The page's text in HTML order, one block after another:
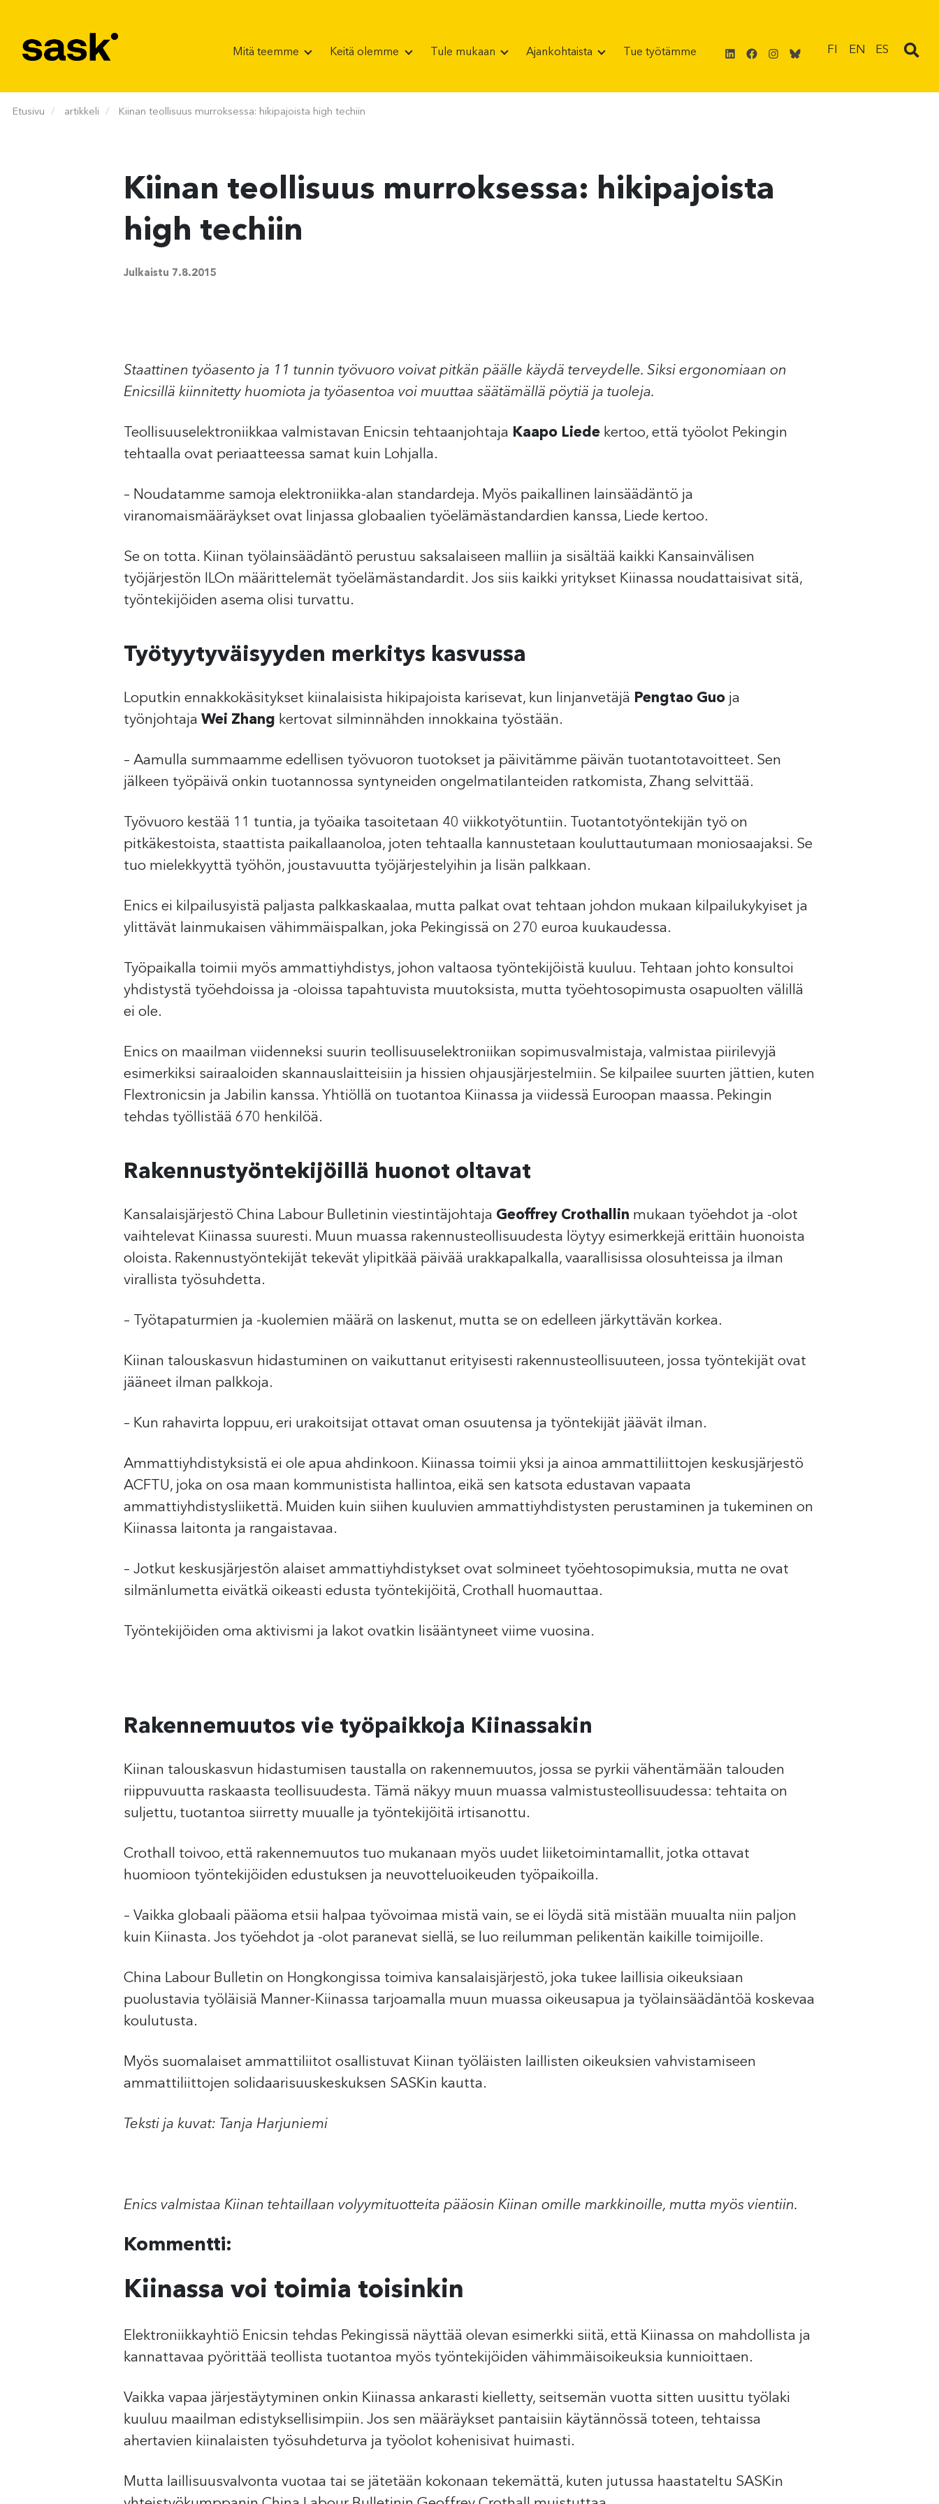
Mitä teemme Keitä olemme Tule mukaan Ajankohtaista Tue työtämme LinkedIn
Facebook
Instagram
Bluesky
FI EN ES
Etusivu artikkeli Kiinan teollisuus murroksessa: hikipajoista high techiin
Kiinan teollisuus murroksessa: hikipajoista
high techiin
Julkaistu 7.8.2015
Staattinen työasento ja 11 tunnin työvuoro voivat pitkän päälle käydä terveydelle. Siksi ergonomiaan on
Enicsillä kiinnitetty huomiota ja työasentoa voi muuttaa säätämällä pöytiä ja tuoleja.
Teollisuuselektroniikkaa valmistavan Enicsin tehtaanjohtaja Kaapo Liede kertoo, että työolot Pekingin
tehtaalla ovat periaatteessa samat kuin Lohjalla.
– Noudatamme samoja elektroniikka-alan standardeja. Myös paikallinen lainsäädäntö ja
viranomaismääräykset ovat linjassa globaalien työelämästandardien kanssa, Liede kertoo.
Se on totta. Kiinan työlainsäädäntö perustuu saksalaiseen malliin ja sisältää kaikki Kansainvälisen
työjärjestön ILOn määrittelemät työelämästandardit. Jos siis kaikki yritykset Kiinassa noudattaisivat sitä,
työntekijöiden asema olisi turvattu.
Työtyytyväisyyden merkitys kasvussa
Loputkin ennakkokäsitykset kiinalaisista hikipajoista karisevat, kun linjanvetäjä Pengtao Guo ja
työnjohtaja Wei Zhang kertovat silminnähden innokkaina työstään.
– Aamulla summaamme edellisen työvuoron tuotokset ja päivitämme päivän tuotantotavoitteet. Sen
jälkeen työpäivä onkin tuotannossa syntyneiden ongelmatilanteiden ratkomista, Zhang selvittää.
Työvuoro kestää 11 tuntia, ja työaika tasoitetaan 40 viikkotyötuntiin. Tuotantotyöntekijän työ on
pitkäkestoista, staattista paikallaanoloa, joten tehtaalla kannustetaan kouluttautumaan moniosaajaksi. Se
tuo mielekkyyttä työhön, joustavuutta työjärjestelyihin ja lisän palkkaan.
Enics ei kilpailusyistä paljasta palkkaskaalaa, mutta palkat ovat tehtaan johdon mukaan kilpailukykyiset ja
ylittävät lainmukaisen vähimmäispalkan, joka Pekingissä on 270 euroa kuukaudessa.
Työpaikalla toimii myös ammattiyhdistys, johon valtaosa työntekijöistä kuuluu. Tehtaan johto konsultoi
yhdistystä työehdoissa ja -oloissa tapahtuvista muutoksista, mutta työehtosopimusta osapuolten välillä
ei ole.
Enics on maailman viidenneksi suurin teollisuuselektroniikan sopimusvalmistaja, valmistaa piirilevyjä
esimerkiksi sairaaloiden skannauslaitteisiin ja hissien ohjausjärjestelmiin. Se kilpailee suurten jättien, kuten
Flextronicsin ja Jabilin kanssa. Yhtiöllä on tuotantoa Kiinassa ja viidessä Euroopan maassa. Pekingin
tehdas työllistää 670 henkilöä.
Rakennustyöntekijöillä huonot oltavat
Kansalaisjärjestö China Labour Bulletinin viestintäjohtaja Geoffrey Crothallin mukaan työehdot ja -olot
vaihtelevat Kiinassa suuresti. Muun muassa rakennusteollisuudesta löytyy esimerkkejä erittäin huonoista
oloista. Rakennustyöntekijät tekevät ylipitkää päivää urakkapalkalla, vaarallisissa olosuhteissa ja ilman
virallista työsuhdetta.
– Työtapaturmien ja -kuolemien määrä on laskenut, mutta se on edelleen järkyttävän korkea.
Kiinan talouskasvun hidastuminen on vaikuttanut erityisesti rakennusteollisuuteen, jossa työntekijät ovat
jääneet ilman palkkoja.
– Kun rahavirta loppuu, eri urakoitsijat ottavat oman osuutensa ja työntekijät jäävät ilman.
Ammattiyhdistyksistä ei ole apua ahdinkoon. Kiinassa toimii yksi ja ainoa ammattiliittojen keskusjärjestö
ACFTU, joka on osa maan kommunistista hallintoa, eikä sen katsota edustavan vapaata
ammattiyhdistysliikettä. Muiden kuin siihen kuuluvien ammattiyhdistysten perustaminen ja tukeminen on
Kiinassa laitonta ja rangaistavaa.
– Jotkut keskusjärjestön alaiset ammattiyhdistykset ovat solmineet työehtosopimuksia, mutta ne ovat
silmänlumetta eivätkä oikeasti edusta työntekijöitä, Crothall huomauttaa.
Työntekijöiden oma aktivismi ja lakot ovatkin lisääntyneet viime vuosina.
Rakennemuutos vie työpaikkoja Kiinassakin
Kiinan talouskasvun hidastumisen taustalla on rakennemuutos, jossa se pyrkii vähentämään talouden
riippuvuutta raskaasta teollisuudesta. Tämä näkyy muun muassa valmistusteollisuudessa: tehtaita on
suljettu, tuotantoa siirretty muualle ja työntekijöitä irtisanottu.
Crothall toivoo, että rakennemuutos tuo mukanaan myös uudet liiketoimintamallit, jotka ottavat
huomioon työntekijöiden edustuksen ja neuvotteluoikeuden työpaikoilla.
– Vaikka globaali pääoma etsii halpaa työvoimaa mistä vain, se ei löydä sitä mistään muualta niin paljon
kuin Kiinasta. Jos työehdot ja -olot paranevat siellä, se luo reilumman pelikentän kaikille toimijoille.
China Labour Bulletin on Hongkongissa toimiva kansalaisjärjestö, joka tukee laillisia oikeuksiaan
puolustavia työläisiä Manner-Kiinassa tarjoamalla muun muassa oikeusapua ja työlainsäädäntöä koskevaa
koulutusta.
Myös suomalaiset ammattiliitot osallistuvat Kiinan työläisten laillisten oikeuksien vahvistamiseen
ammattiliittojen solidaarisuuskeskuksen SASKin kautta.
Teksti ja kuvat: Tanja Harjuniemi
Enics valmistaa Kiinan tehtaillaan volyymituotteita pääosin Kiinan omille markkinoille, mutta myös vientiin.
Kommentti:
Kiinassa voi toimia toisinkin
Elektroniikkayhtiö Enicsin tehdas Pekingissä näyttää olevan esimerkki siitä, että Kiinassa on mahdollista ja
kannattavaa pyörittää teollista tuotantoa myös työntekijöiden vähimmäisoikeuksia kunnioittaen.
Vaikka vapaa järjestäytyminen onkin Kiinassa ankarasti kielletty, seitsemän vuotta sitten uusittu työlaki
kuuluu maailman edistyksellisimpiin. Jos sen määräykset pantaisiin käytännössä toteen, tehtaissa
ahertavien kiinalaisten työsuhdeturva ja työolot kohenisivat huimasti.
Mutta laillisuusvalvonta vuotaa tai se jätetään kokonaan tekemättä, kuten jutussa haastateltu SASKin